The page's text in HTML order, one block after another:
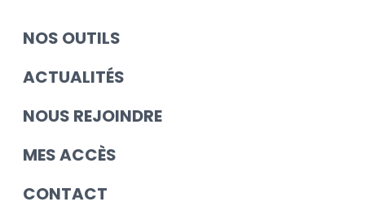
NOS OUTILS
ACTUALITÉS
NOUS REJOINDRE
MES ACCÈS
CONTACT